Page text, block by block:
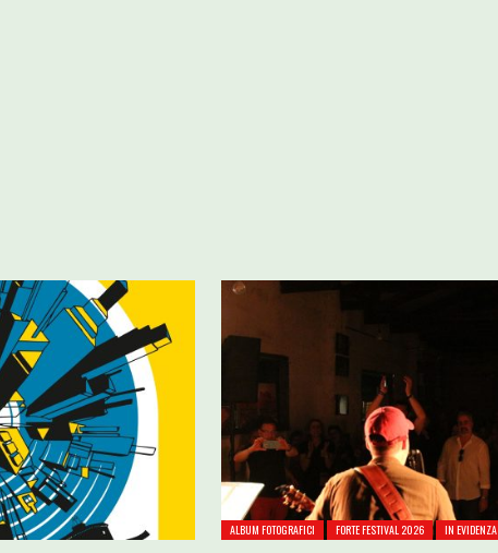
ALBUM FOTOGRAFICI FORTE FESTIVAL 2026 IN EVIDENZA